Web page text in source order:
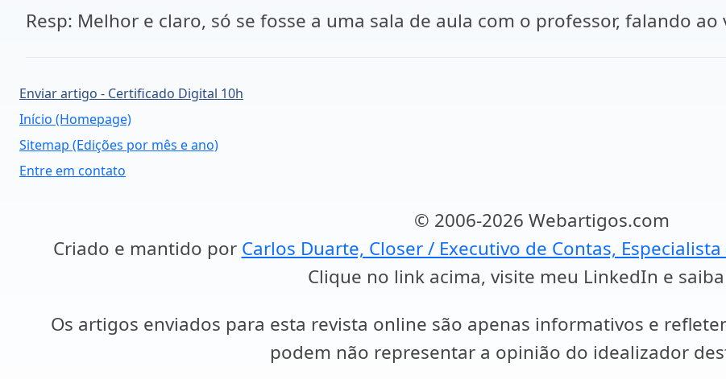
Resp: Melhor e claro, só se fosse a uma sala de aula com o professor, falando
Enviar artigo - Certificado Digital 10h
Início (Homepage)
Sitemap (Edições por mês e ano)
Entre em contato
© 2006-2026 Webartigos.com
Criado e mantido por Carlos Duarte, Closer / Executivo de Contas,
Clique no link acima, visite meu LinkedIn e
Os artigos enviados para esta revista online são apenas informativos e
podem não representar a opinião do idealizador